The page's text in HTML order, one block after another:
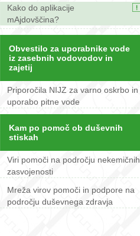
Kako do aplikacije
mAjdovščina?
Obvestilo za uporabnike vode
iz zasebnih vodovodov in
zajetij
Priporočila NIJZ za varno oskrbo in
uporabo pitne vode
Kam po pomoč ob duševnih
stiskah
Viri pomoči na področju nekemičnih
zasvojenosti
Mreža virov pomoči in podpore na
področju duševnega zdravja